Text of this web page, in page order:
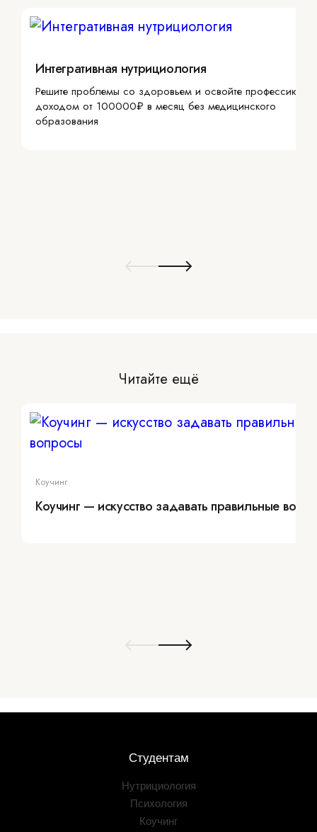
Интегративная нутрициология
Решите проблемы со здоровьем и освойте профессию с
доходом от 100000₽ в месяц без медицинского
образования
Читайте ещё
Коучинг
Коучинг — искусство задавать правильные
Студентам
Нутрициология
Психология
Коучинг